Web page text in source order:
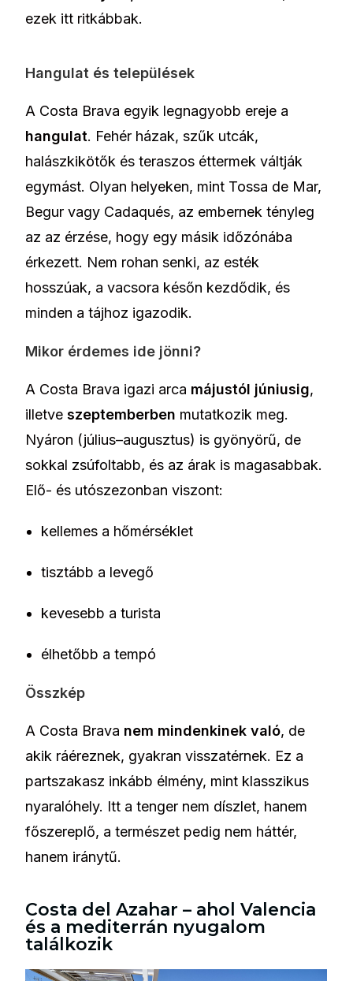
ezek itt ritkábbak.
Hangulat és települések
A Costa Brava egyik legnagyobb ereje a
hangulat. Fehér házak, szűk utcák,
halászkikötők és teraszos éttermek váltják
egymást. Olyan helyeken, mint Tossa de Mar,
Begur vagy Cadaqués, az embernek tényleg
az az érzése, hogy egy másik időzónába
érkezett. Nem rohan senki, az esték
hosszúak, a vacsora későn kezdődik, és
minden a tájhoz igazodik.
Mikor érdemes ide jönni?
A Costa Brava igazi arca májustól júniusig,
illetveszeptemberben mutatkozik meg.
Nyáron (július–augusztus) is gyönyörű, de
sokkal zsúfoltabb, és az árak is magasabbak.
Elő- és utószezonban viszont:
kellemes a hőmérséklet
tisztább a levegő
kevesebb a turista
élhetőbb a tempó
Összkép
A Costa Brava nem mindenkinek való, de
akik ráéreznek, gyakran visszatérnek. Ez a
partszakasz inkább élmény, mint klasszikus
nyaralóhely. Itt a tenger nem díszlet, hanem
főszereplő, a természet pedig nem háttér,
hanem iránytű.
Costa del Azahar – ahol Valencia
és a mediterrán nyugalom
találkozik